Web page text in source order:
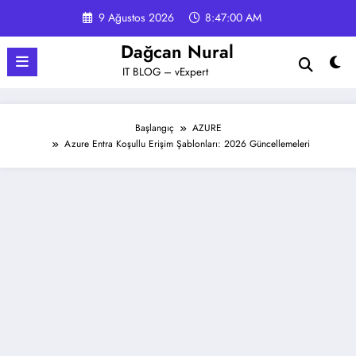
9 Ağustos 2026 8:47:01 AM
Dağcan Nural
IT BLOG – vExpert
Başlangıç
AZURE
Azure Entra Koşullu Erişim Şablonları: 2026 Güncellemeleri